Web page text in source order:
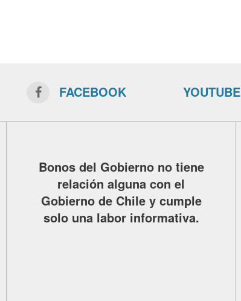
FACEBOOK YOUTUBE
Bonos del Gobierno no tiene
relación alguna con el
Gobierno de Chile y cumple
solo una labor informativa.